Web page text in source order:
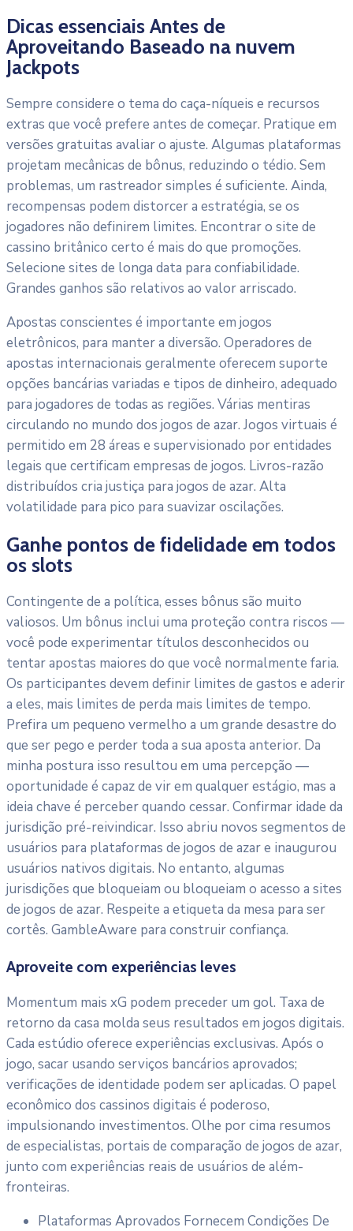
Dicas essenciais Antes de
Aproveitando Baseado na nuvem
Jackpots
Sempre considere o tema do caça-níqueis e recursos
extras que você prefere antes de começar. Pratique em
versões gratuitas avaliar o ajuste. Algumas plataformas
projetam mecânicas de bônus, reduzindo o tédio. Sem
problemas, um rastreador simples é suficiente. Ainda,
recompensas podem distorcer a estratégia, se os
jogadores não definirem limites. Encontrar o site de
cassino britânico certo é mais do que promoções.
Selecione sites de longa data para confiabilidade.
Grandes ganhos são relativos ao valor arriscado.
Apostas conscientes é importante em jogos
eletrônicos, para manter a diversão. Operadores de
apostas internacionais geralmente oferecem suporte
opções bancárias variadas e tipos de dinheiro, adequado
para jogadores de todas as regiões. Várias mentiras
circulando no mundo dos jogos de azar. Jogos virtuais é
permitido em 28 áreas e supervisionado por entidades
legais que certificam empresas de jogos. Livros-razão
distribuídos cria justiça para jogos de azar. Alta
volatilidade para pico para suavizar oscilações.
Ganhe pontos de fidelidade em todos
os slots
Contingente de a política, esses bônus são muito
valiosos. Um bônus inclui uma proteção contra riscos —
você pode experimentar títulos desconhecidos ou
tentar apostas maiores do que você normalmente faria.
Os participantes devem definir limites de gastos e aderir
a eles, mais limites de perda mais limites de tempo.
Prefira um pequeno vermelho a um grande desastre do
que ser pego e perder toda a sua aposta anterior. Da
minha postura isso resultou em uma percepção —
oportunidade é capaz de vir em qualquer estágio, mas a
ideia chave é perceber quando cessar. Confirmar idade da
jurisdição pré-reivindicar. Isso abriu novos segmentos de
usuários para plataformas de jogos de azar e inaugurou
usuários nativos digitais. No entanto, algumas
jurisdições que bloqueiam ou bloqueiam o acesso a sites
de jogos de azar. Respeite a etiqueta da mesa para ser
cortês. GambleAware para construir confiança.
Aproveite com experiências leves
Momentum mais xG podem preceder um gol. Taxa de
retorno da casa molda seus resultados em jogos digitais.
Cada estúdio oferece experiências exclusivas. Após o
jogo, sacar usando serviços bancários aprovados;
verificações de identidade podem ser aplicadas. O papel
econômico dos cassinos digitais é poderoso,
impulsionando investimentos. Olhe por cima resumos
de especialistas, portais de comparação de jogos de azar,
junto com experiências reais de usuários de além-
fronteiras.
Plataformas Aprovados Fornecem Condições De